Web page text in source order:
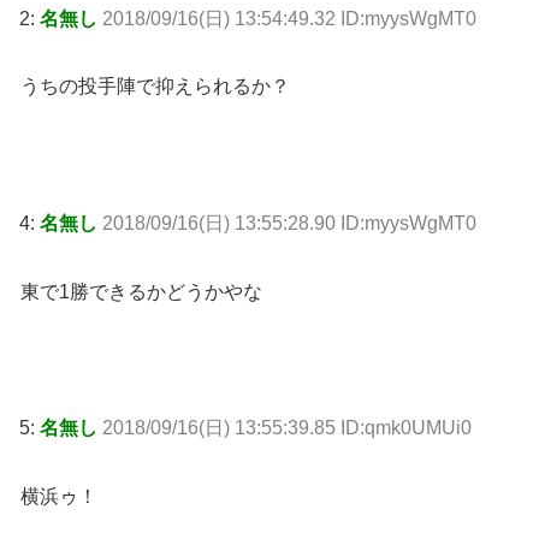
2: 名無し 2018/09/16(日) 13:54:49.32 ID:myysWgMT0
うちの投手陣で抑えられるか？
4: 名無し 2018/09/16(日) 13:55:28.90 ID:myysWgMT0
東で1勝できるかどうかやな
5: 名無し 2018/09/16(日) 13:55:39.85 ID:qmk0UMUi0
横浜ゥ！